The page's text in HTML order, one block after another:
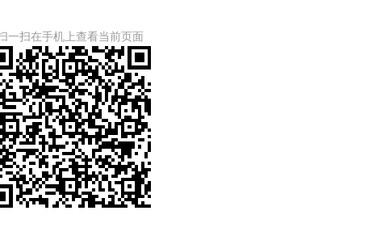
一扫在手机上查看当前页面